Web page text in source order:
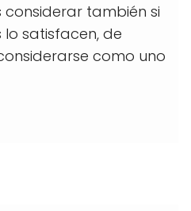
también si
satisfacen, de
como uno